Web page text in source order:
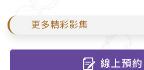
更多精彩影集
線上預約